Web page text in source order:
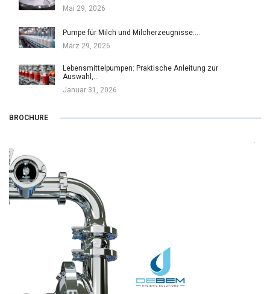
Mai 29, 2026
Pumpe für Milch und Milcherzeugnisse:…
März 29, 2026
Lebensmittelpumpen: Praktische Anleitung zur
Auswahl,…
Januar 31, 2026
BROCHURE